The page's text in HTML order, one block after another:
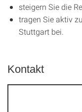
steigern Sie die
tragen Sie aktiv
Stuttgart bei.
Kontakt